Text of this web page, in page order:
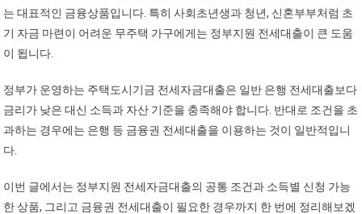
는 대표적인 금융상품입니다. 특히 사회초년생과 청년, 신혼부부처럼 초
기 자금 마련이 어려운 무주택 가구에게는 정부지원 전세대출이 큰 도움
이 됩니다.
정부가 운영하는 주택도시기금 전세자금대출은 일반 은행 전세대출보다
금리가 낮은 대신 소득과 자산 기준을 충족해야 합니다. 반대로 조건을 초
과하는 경우에는 은행 등 금융권 전세대출을 이용하는 것이 일반적입니
다.
이번 글에서는 정부지원 전세자금대출의 공통 조건과 소득별 신청 가능
한 상품, 그리고 금융권 전세대출이 필요한 경우까지 한 번에 정리해보겠